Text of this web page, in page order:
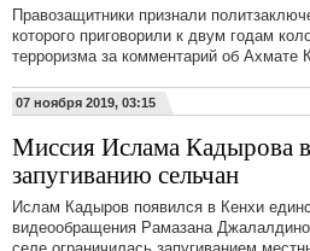
Правозащитники признали
которого приговорили к двум годам
терроризма за комментарий об Ахмате
07 ноября 2019, 03:15
Миссия Ислама Кадырова
запугиванию сельчан
Ислам Кадыров появился в Кенхи
видеообращения Рамазана